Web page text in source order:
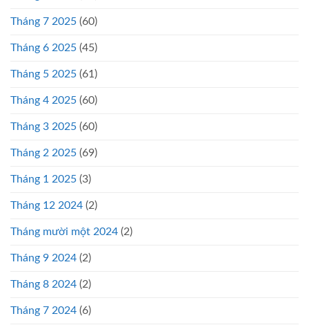
Tháng 7 2025 (60)
Tháng 6 2025 (45)
Tháng 5 2025 (61)
Tháng 4 2025 (60)
Tháng 3 2025 (60)
Tháng 2 2025 (69)
Tháng 1 2025 (3)
Tháng 12 2024 (2)
Tháng mười một 2024 (2)
Tháng 9 2024 (2)
Tháng 8 2024 (2)
Tháng 7 2024 (6)